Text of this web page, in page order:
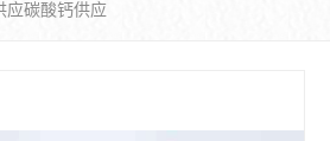
应碳酸钙供应